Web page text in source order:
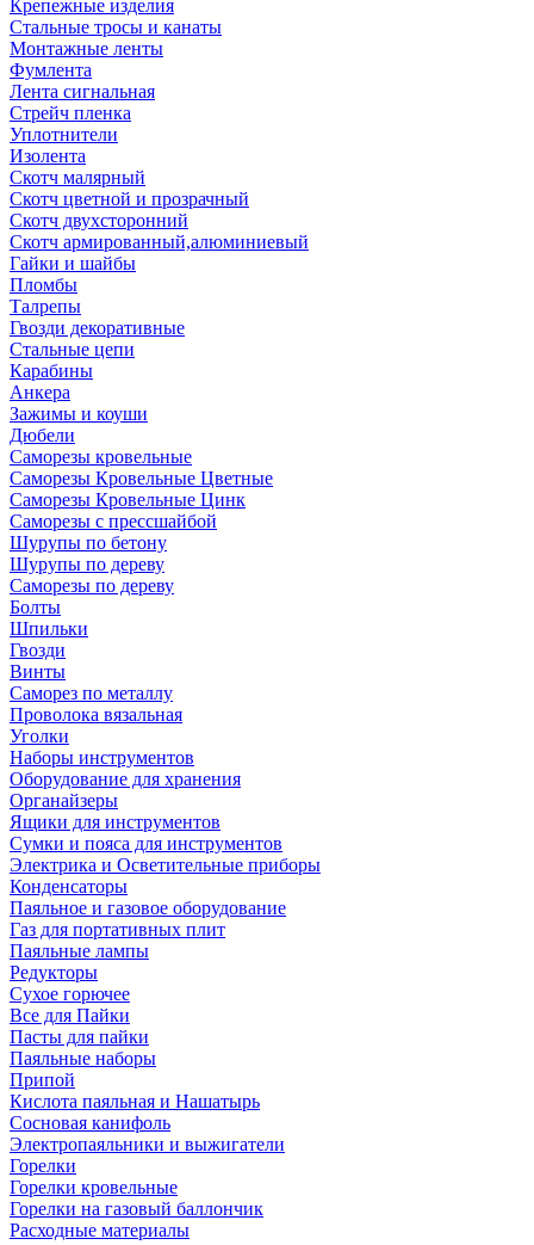
Крепежные изделия
Стальные тросы и канаты
Монтажные ленты
Фумлента
Лента сигнальная
Стрейч пленка
Уплотнители
Изолента
Скотч малярный
Скотч цветной и прозрачный
Скотч двухсторонний
Скотч армированный,алюминиевый
Гайки и шайбы
Пломбы
Талрепы
Гвозди декоративные
Стальные цепи
Карабины
Анкера
Зажимы и коуши
Дюбели
Саморезы кровельные
Саморезы Кровельные Цветные
Саморезы Кровельные Цинк
Саморезы с прессшайбой
Шурупы по бетону
Шурупы по дереву
Саморезы по дереву
Болты
Шпильки
Гвозди
Винты
Саморез по металлу
Проволока вязальная
Уголки
Наборы инструментов
Оборудование для хранения
Органайзеры
Ящики для инструментов
Сумки и пояса для инструментов
Электрика и Осветительные приборы
Конденсаторы
Паяльное и газовое оборудование
Газ для портативных плит
Паяльные лампы
Редукторы
Сухое горючее
Все для Пайки
Пасты для пайки
Паяльные наборы
Припой
Кислота паяльная и Нашатырь
Сосновая канифоль
Электропаяльники и выжигатели
Горелки
Горелки кровельные
Горелки на газовый баллончик
Расходные материалы